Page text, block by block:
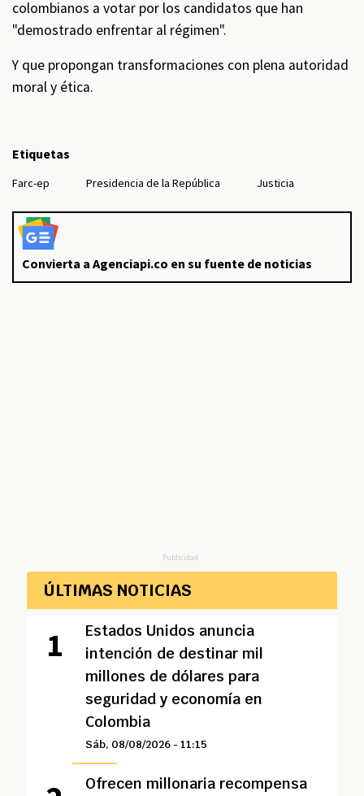
colombianos a votar por los candidatos que han
"demostrado enfrentar al régimen".
Y que propongan transformaciones con plena autoridad
moral y ética.
Etiquetas
Farc-ep Presidencia de la República Justicia
Convierta a Agenciapi.co en su fuente de noticias
Publicidad
ÚLTIMAS NOTICIAS
Estados Unidos anuncia
intención de destinar mil
millones de dólares para
seguridad y economía en
Colombia
Sáb, 08/08/2026 - 11:15
Ofrecen millonaria recompensa